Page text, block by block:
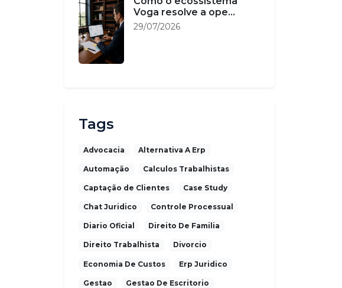
Voga resolve a ope...
29/07/2026
Tags
Advocacia Alternativa A Erp
Automação Calculos Trabalhistas
Captação de Clientes Case Study
Chat Juridico Controle Processual
Diario Oficial Direito De Familia
Direito Trabalhista Divorcio
Economia De Custos Erp Juridico
Gestao Gestao De Escritorio